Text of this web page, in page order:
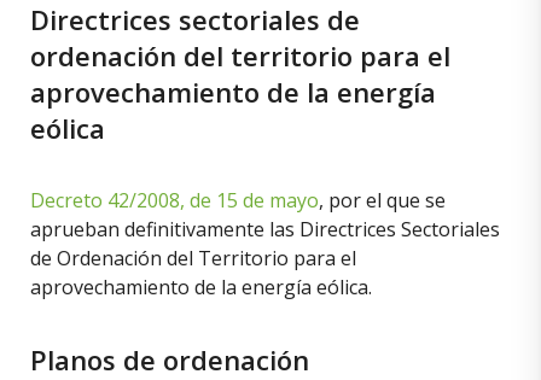
Directrices sectoriales de
ordenación del territorio para el
aprovechamiento de la energía
eólica
Decreto 42/2008, de 15 de mayo, por el que se
aprueban definitivamente las Directrices Sectoriales
de Ordenación del Territorio para el
aprovechamiento de la energía eólica.
Planos de ordenación